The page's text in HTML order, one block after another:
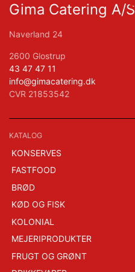
Gima Catering A/S
Naverland 24
2600 Glostrup
43 47 47 11
info@gimacatering.dk
CVR 21853542
KATALOG
KONSERVES
FASTFOOD
BRØD
KØD OG FISK
KOLONIAL
MEJERIPRODUKTER
FRUGT OG GRØNT